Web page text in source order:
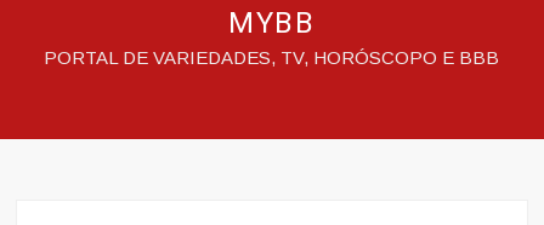
MYBB
PORTAL DE VARIEDADES, TV, HORÓSCOPO E BBB